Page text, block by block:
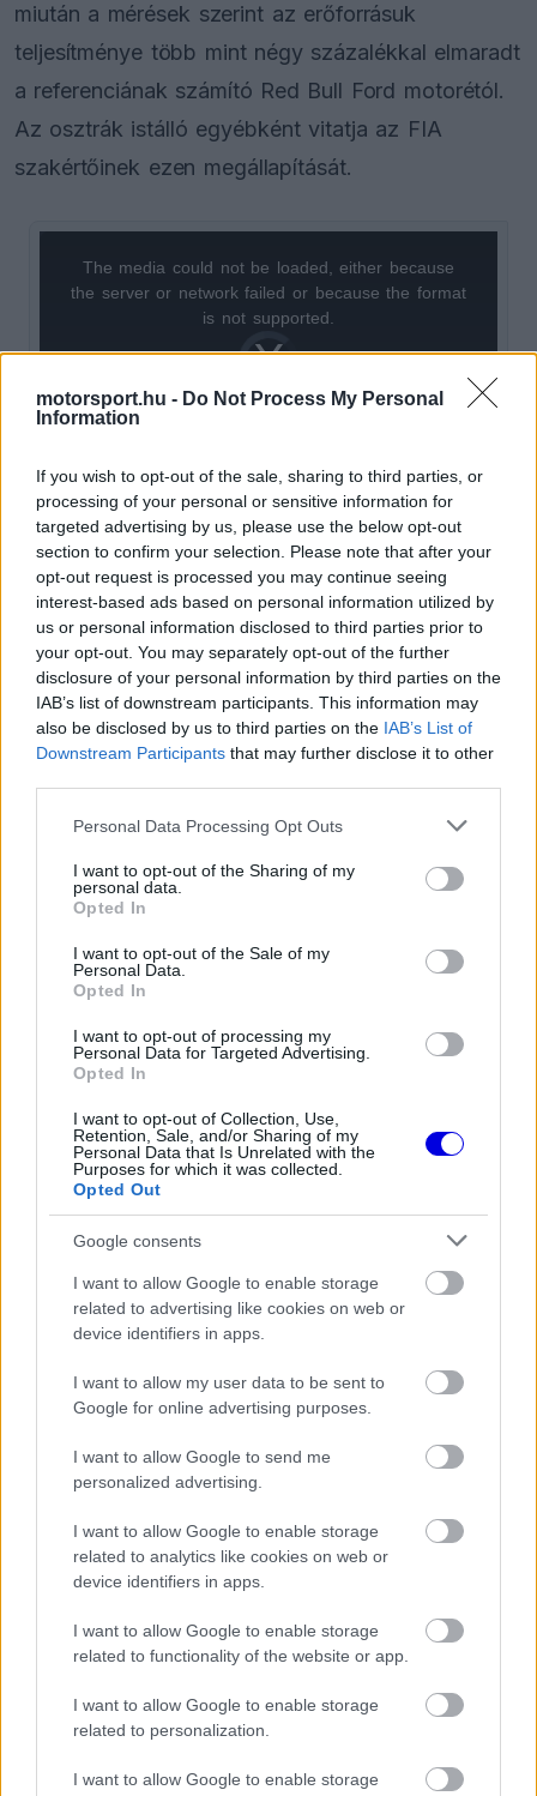
motorsport.hu - Do Not Process My Personal
Information
If you wish to opt-out of the sale, sharing to third parties, or
processing of your personal or sensitive information for
targeted advertising by us, please use the below opt-out
section to confirm your selection. Please note that after your
opt-out request is processed you may continue seeing
interest-based ads based on personal information utilized by
us or personal information disclosed to third parties prior to
your opt-out. You may separately opt-out of the further
disclosure of your personal information by third parties on the
IAB’s list of downstream participants. This information may
also be disclosed by us to third parties on the IAB’s List of
Downstream Participants that may further disclose it to other
Please note that this website/app uses one or more Google
not limited to your visit or usage behaviour. You may click to
grant or deny consent to Google and its third-party tags to
use your data for below specified purposes in below Google
consent section.
Personal Data Processing Opt Outs
I want to opt-out of the Sharing of my
personal data.
Opted In
I want to opt-out of the Sale of my
Personal Data.
Opted In
I want to opt-out of processing my
Personal Data for Targeted Advertising.
Opted In
I want to opt-out of Collection, Use,
Retention, Sale, and/or Sharing of my
Personal Data that Is Unrelated with the
Purposes for which it was collected.
Opted Out
Google consents
I want to allow Google to enable storage
related to advertising like cookies on web or
device identifiers in apps.
I want to allow my user data to be sent to
Google for online advertising purposes.
I want to allow Google to send me
personalized advertising.
I want to allow Google to enable storage
related to analytics like cookies on web or
device identifiers in apps.
I want to allow Google to enable storage
related to functionality of the website or app.
I want to allow Google to enable storage
related to personalization.
I want to allow Google to enable storage
miután a mérések szerint az erőforrásuk
teljesítménye több mint négy százalékkal elmaradt
a referenciának számító Red Bull Ford motorétól.
Az osztrák istálló egyébként vitatja az FIA
szakértőinek ezen megállapítását.
Video
Player
a
modal
window.
The media could not be loaded, either because
the server or network failed or because the format
is not supported.
A tervezett új turbófeltöltőt várhatóan a Holland
vagy az Olasz Nagydíjon szerelik majd be az
autókba. Bár a turbina átmérője nem változik, a
lapátok száma és szöge eltérő lesz, valamint az
anyaghasználat terén is előrelépést terveznek az
olasz mérnökök.
EZEKET IS AJÁNLJUK
MOTORSPORTOK
Újabb részletek a balesetről:
után
Súlyos eurómilliókért hallgat a Red
Bull legendás szakembere
A lépés azért is vált szükségessé, mert a
által a szezonkezdetkor választott kis méretű
turbófeltöltő nem váltotta be a hozzá fűzött
reményeket. A tervezési irány célja az MGU-H
volna, ám az ebből származó előnyöket az FIA
szabályai végül semlegesítették.
A rajt előtti kötelező ötmásodperces biztonsági
biztosít arra, hogy felpörgesse a saját turbóját,